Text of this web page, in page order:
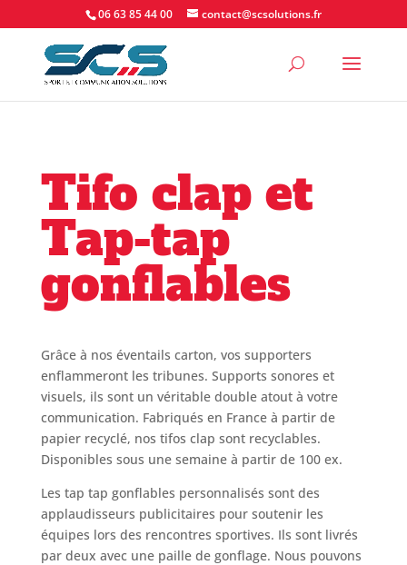
06 63 85 44 00 contact@scsolutions.fr
Tifo clap et
Tap-tap
gonflables
Grâce à nos éventails carton, vos supporters
enflammeront les tribunes. Supports sonores et
visuels, ils sont un véritable double atout à votre
communication. Fabriqués en France à partir de
papier recyclé, nos tifos clap sont recyclables.
Disponibles sous une semaine à partir de 100 ex.
Les tap tap gonflables personnalisés sont des
applaudisseurs publicitaires pour soutenir les
équipes lors des rencontres sportives. Ils sont livrés
par deux avec une paille de gonflage. Nous pouvons